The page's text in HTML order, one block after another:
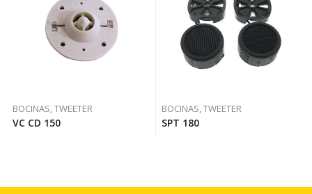
BOCINAS, TWEETER
VC CD 150
BOCINAS, TWEETER
SPT 180